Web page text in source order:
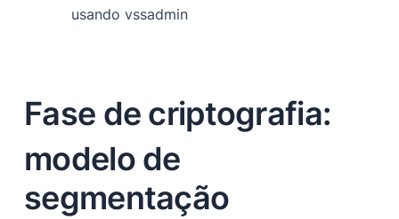
usando vssadmin
Fase de criptografia:
modelo de
segmentação